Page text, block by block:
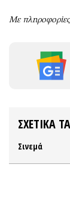
Με
ΣΧΕΤΙΚΑ
Σινεμά